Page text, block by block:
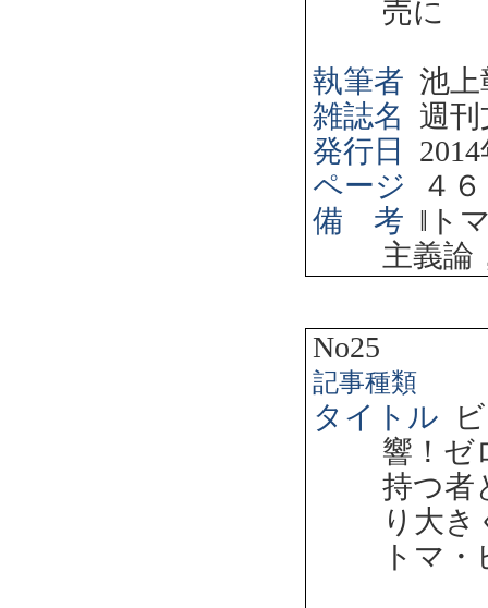
売に
執筆者 池上
雑誌名
週刊
発行日
2014
ページ
４
備 考 ‖ ト
主義論
No25
記事種類
タイトル
響！
持つ者
り大
トマ